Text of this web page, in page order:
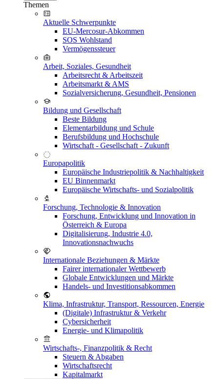
Themen
Aktuelle Schwerpunkte
EU-Mercosur-Abkommen
SOS Wohlstand
Vermögenssteuer
Arbeit, Soziales, Gesundheit
Arbeitsrecht & Arbeitszeit
Arbeitsmarkt & AMS
Sozialversicherung, Gesundheit, Pensionen
Bildung und Gesellschaft
Beste Bildung
Elementarbildung und Schule
Berufsbildung und Hochschule
Wirtschaft - Gesellschaft - Zukunft
Europapolitik
Europäische Industriepolitik & Nachhaltigkeit
EU Binnenmarkt
Europäische Wirtschafts- und Sozialpolitik
Forschung, Technologie & Innovation
Forschung, Entwicklung und Innovation in
Österreich & Europa
Digitalisierung, Industrie 4.0,
Innovationsnachwuchs
Internationale Beziehungen & Märkte
Fairer internationaler Wettbewerb
Globale Entwicklungen und Märkte
Handels- und Investitionsabkommen
Klima, Infrastruktur, Transport, Ressourcen, Energie
(Digitale) Infrastruktur & Verkehr
Cybersicherheit
Energie- und Klimapolitik
Wirtschafts-, Finanzpolitik & Recht
Steuern & Abgaben
Wirtschaftsrecht
Kapitalmarkt